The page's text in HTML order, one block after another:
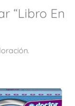
“Libro En